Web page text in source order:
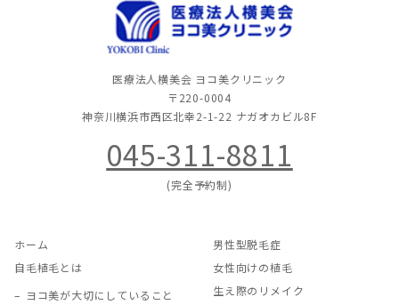
医療法人横美会 ヨコ美クリニック
〒220-0004
神奈川横浜市西区北幸2-1-22 ナガオカビル8F
045-311-8811
(完全予約制)
ホーム
自毛植毛とは
ヨコ美が大切にしていること
男性型脱毛症
女性向けの植毛
生え際のリメイク